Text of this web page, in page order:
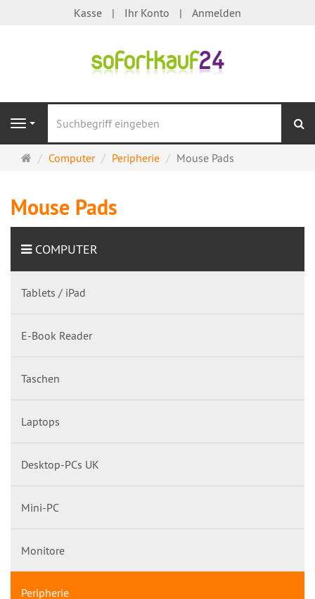
Kasse Ihr Konto Anmelden
Navigation
Startseite
Computer Peripherie Mouse Pads
Mouse Pads
COMPUTER
Tablets / iPad
E-Book Reader
Taschen
Laptops
Desktop-PCs UK
Mini-PC
Monitore
Peripherie